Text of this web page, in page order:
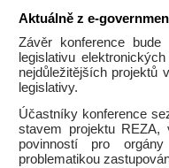
Aktuálně z e-
Závěr konference
legislativu
nejdůležitějších projektů
legislativy.
Účastníky konference
stavem projektu REZA,
povinností pro
problematikou